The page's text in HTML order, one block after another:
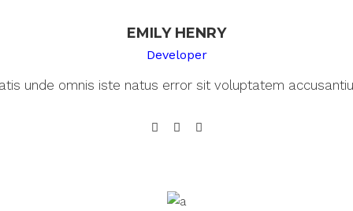
EMILY HENRY
Developer
unde omnis iste natus error sit voluptatem